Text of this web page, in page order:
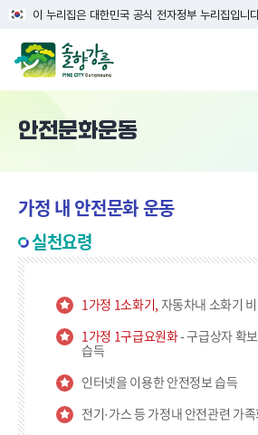
이 누리집은 대한민국 공식 전자정부 누리집입니
안전문화운동
가정 내 안전문화 운동
실천요령
1가정 1소화기, 자동차내 소화기
1가정 1구급요원화- 구급상자 확
습득
인터넷을 이용한 안전정보 습득
전기·가스 등 가정내 안전관련 가